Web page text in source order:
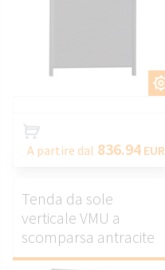
A partire dal 836.94 EUR
Tenda da sole
verticale VMU a
scomparsa antracite